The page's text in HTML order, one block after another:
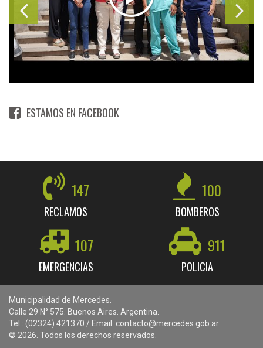
ESTAMOS EN FACEBOOK
147
RECLAMOS
100
BOMBEROS
107
EMERGENCIAS
911
POLICIA
Municipalidad de Mercedes.
Calle 29 N° 575. Buenos Aires. Argentina.
Tel.: (02324) 421370 / Email: contacto@mercedes.gob.ar
© 2026. Todos los derechos reservados.